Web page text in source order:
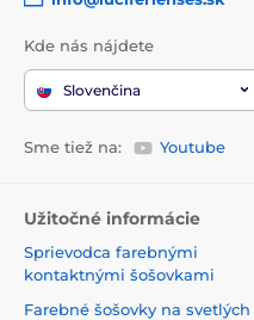
Kde nás nájdete
Slovenčina
Sme tiež na: Youtube
Užitočné informácie
Sprievodca farebnými
kontaktnými šošovkami
Farebné šošovky na svetlých